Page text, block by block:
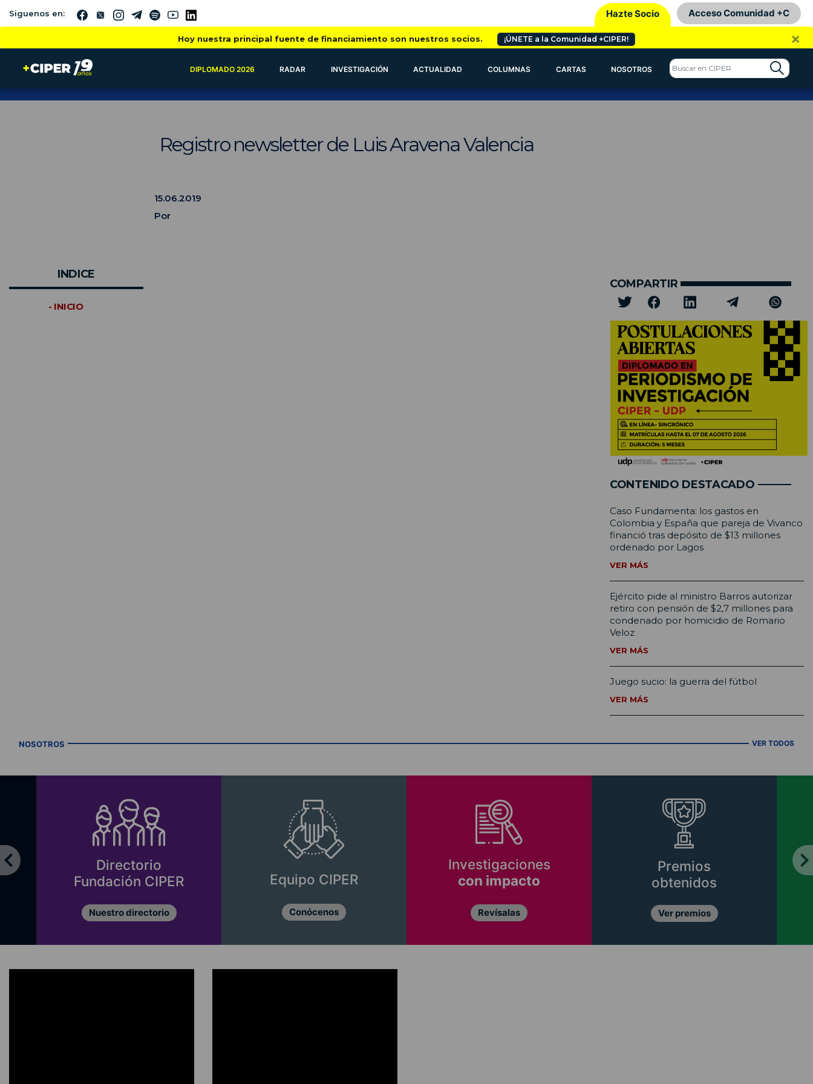
Siguenos en: Hazte Socio Acceso Comunidad +C
Hoy nuestra principal fuente de financiamiento son nuestros socios. ¡ÚNETE a la Comunidad +CIPER! ×
DIPLOMADO 2026 RADAR INVESTIGACIÓN ACTUALIDAD COLUMNAS CARTAS NOSOTROS
Registro newsletter de Luis Aravena Valencia
15.06.2019
Por
INDICE
- INICIO
COMPARTIR
CONTENIDO DESTACADO
Caso Fundamenta: los gastos en
Colombia y España que pareja de Vivanco
financió tras depósito de $13 millones
ordenado por Lagos
VER MÁS
Ejército pide al ministro Barros autorizar
retiro con pensión de $2,7 millones para
condenado por homicidio de Romario
Veloz
VER MÁS
Juego sucio: la guerra del fútbol
VER MÁS
NOSOTROS VER TODOS
Directorio
Fundación CIPER
Nuestro directorio
Equipo CIPER
Conócenos
Investigaciones
con impacto
Revísalas
Premios
obtenidos
Ver premios